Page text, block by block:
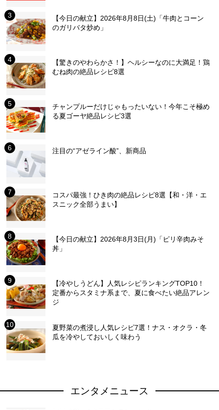
【今日の献立】2026年8月8日(土)「牛肉とコーン
のガリバタ炒め」
【驚きのやわらかさ！】ヘルシーなのに大満足！鶏
むね肉の絶品レシピ8選
チャンプルーだけじゃもったいない！今年こそ極め
る夏ゴーヤ絶品レシピ3選
注目の“アゼライン酸”、新商品
コスパ最強！ひき肉の絶品レシピ8選【和・洋・エ
スニック全部うまい】
【今日の献立】2026年8月3日(月)「ピリ辛肉みそ
丼」
【冷やしうどん】人気レシピランキングTOP10！
定番からスタミナ系まで、夏に食べたい絶品アレン
ジ
夏野菜の煮浸し人気レシピ7選！ナス・オクラ・冬
瓜を冷やしておいしく味わう
エンタメニュース